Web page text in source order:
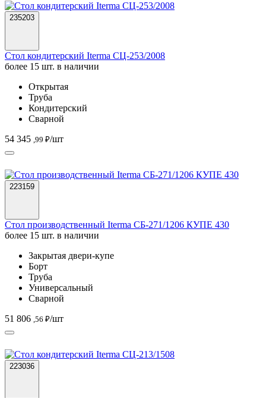
235203
Стол кондитерский Iterma СЦ-253/2008
более 15 шт. в наличии
Открытая
Труба
Кондитерский
Сварной
54 345 ,99 ₽/шт
223159
Стол производственный Iterma СБ-271/1206 КУПЕ 430
более 15 шт. в наличии
Закрытая двери-купе
Борт
Труба
Универсальный
Сварной
51 806 ,56 ₽/шт
223036